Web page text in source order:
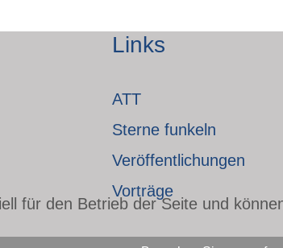
Links
ATT
Sterne funkeln
Veröffentlichungen
Vorträge
für den Betrieb der Seite und